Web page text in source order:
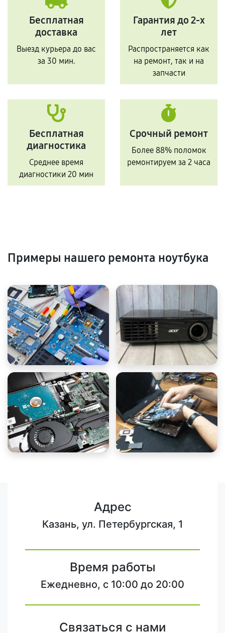
Бесплатная
доставка
Выезд курьера до вас
за 30 мин.
Гарантия до 2-х
лет
Распространяется как
на ремонт, так и на
запчасти
Бесплатная
диагностика
Среднее время
диагностики 20 мин
Срочный ремонт
Более 88% поломок
ремонтируем за 2 часа
Примеры нашего ремонта ноутбука
Адрес
Казань, ул. Петербургская, 1
Время работы
Ежедневно, с 10:00 до 20:00
Связаться с нами